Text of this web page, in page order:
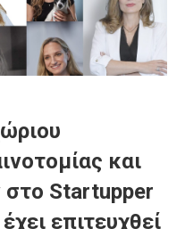
και
στο Startupper
επιτευχθεί